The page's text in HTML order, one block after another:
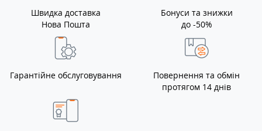
Швидка доставка
Нова Пошта
Бонуси та знижки
до -50%
Гарантійне обслуговування
Повернення та обмін
протягом 14 днів